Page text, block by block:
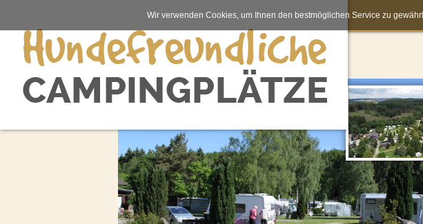
Wir verwenden Cookies, um Ihnen den bestmöglichen Service zu